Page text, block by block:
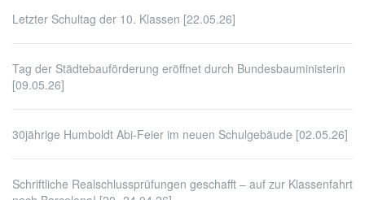
Letzter Schultag der 10. Klassen [22.05.26]
Tag der Städtebauförderung eröffnet durch Bundesbauministerin
[09.05.26]
30jährige Humboldt Abi-Feier im neuen Schulgebäude [02.05.26]
Schriftliche Realschlussprüfungen geschafft – auf zur Klassenfahrt